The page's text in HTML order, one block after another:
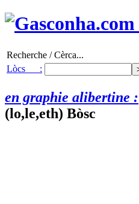
Recherche / Cèrca...
Lòcs :
en graphie alibertine :
(lo,le,eth) Bòsc